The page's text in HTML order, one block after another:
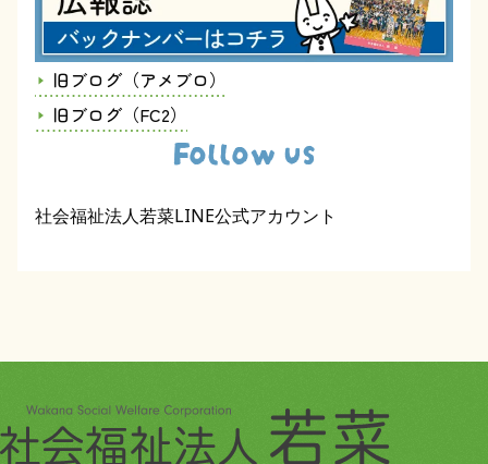
旧ブログ（アメブロ）
旧ブログ（FC2）
Follow us
社会福祉法人若菜LINE公式アカウント